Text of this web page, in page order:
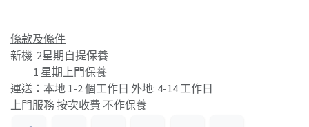
條款及條件
新機 2星期自提保養
1 星期上門保養
運送：本地 1-2 個工作日 外地: 4-14 工作日
上門服務 按次收費 不作保養